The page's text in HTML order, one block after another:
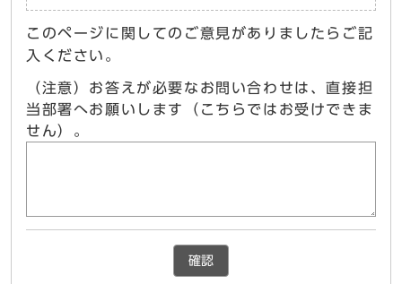
このページに関してのご意見がありましたらご記
入ください。
（注意）お答えが必要なお問い合わせは、直接担
当部署へお願いします（こちらではお受けできま
せん）。
確認